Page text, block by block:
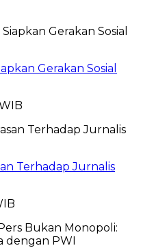
Gerakan Sosial
Terhadap Jurnalis